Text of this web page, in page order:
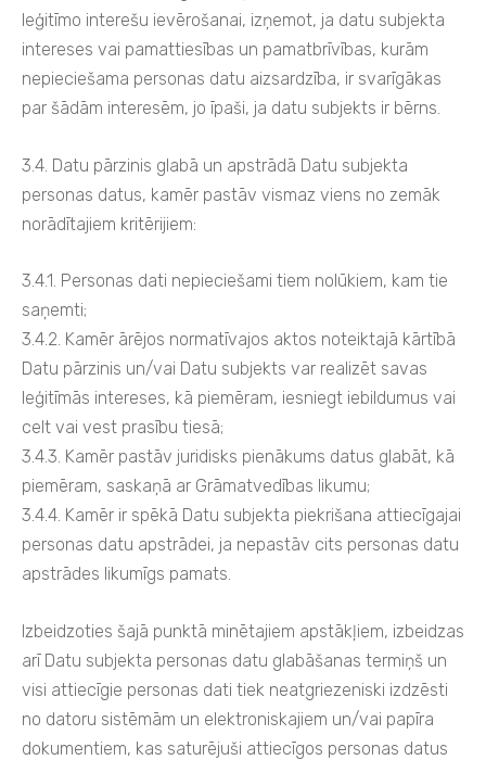
leģitīmo interešu ievērošanai, izņemot, ja datu subjekta
intereses vai pamattiesības un pamatbrīvības, kurām
nepieciešama personas datu aizsardzība, ir svarīgākas
par šādām interesēm, jo īpaši, ja datu subjekts ir bērns.
3.4. Datu pārzinis glabā un apstrādā Datu subjekta
personas datus, kamēr pastāv vismaz viens no zemāk
norādītajiem kritērijiem:
3.4.1. Personas dati nepieciešami tiem nolūkiem, kam tie
saņemti;
3.4.2. Kamēr ārējos normatīvajos aktos noteiktajā kārtībā
Datu pārzinis un/vai Datu subjekts var realizēt savas
leģitīmās intereses, kā piemēram, iesniegt iebildumus vai
celt vai vest prasību tiesā;
3.4.3. Kamēr pastāv juridisks pienākums datus glabāt, kā
piemēram, saskaņā ar Grāmatvedības likumu;
3.4.4. Kamēr ir spēkā Datu subjekta piekrišana attiecīgajai
personas datu apstrādei, ja nepastāv cits personas datu
apstrādes likumīgs pamats.
Izbeidzoties šajā punktā minētajiem apstākļiem, izbeidzas
arī Datu subjekta personas datu glabāšanas termiņš un
visi attiecīgie personas dati tiek neatgriezeniski izdzēsti
no datoru sistēmām un elektroniskajiem un/vai papīra
dokumentiem, kas saturējuši attiecīgos personas datus